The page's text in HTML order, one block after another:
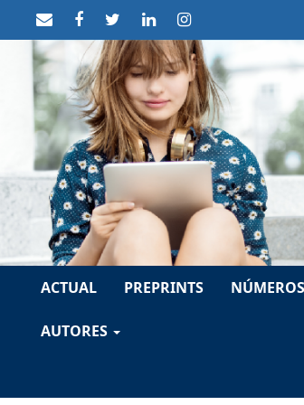
ACTUAL PREPRINTS
AUTORES